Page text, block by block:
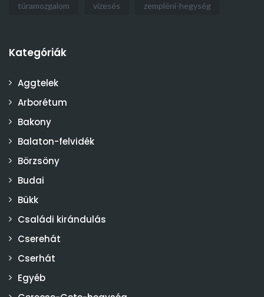
túramozgalom vízesés zempléni-hegység
Kategóriák
Aggtelek
Arborétum
Bakony
Balaton-felvidék
Börzsöny
Budai
Bükk
Családi kirándulás
Cserehát
Cserhát
Egyéb